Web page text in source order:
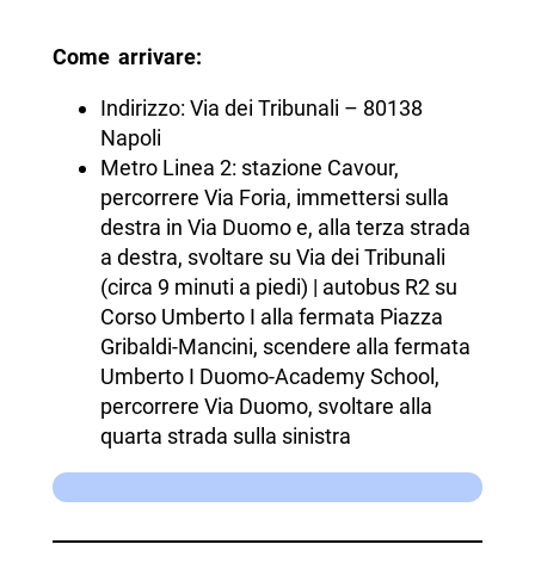
Come arrivare:
Indirizzo: Via dei Tribunali – 80138
Napoli
Metro Linea 2: stazione Cavour,
percorrere Via Foria, immettersi sulla
destra in Via Duomo e, alla terza strada
a destra, svoltare su Via dei Tribunali
(circa 9 minuti a piedi) | autobus R2 su
Corso Umberto I alla fermata Piazza
Gribaldi-Mancini, scendere alla fermata
Umberto I Duomo-Academy School,
percorrere Via Duomo, svoltare alla
quarta strada sulla sinistra